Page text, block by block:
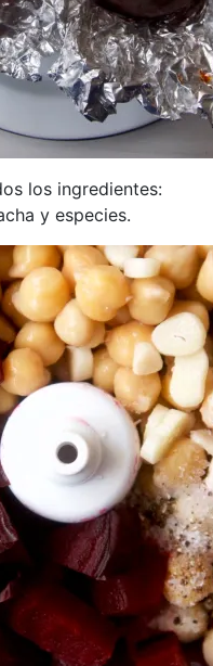
los ingredientes:
y especies.